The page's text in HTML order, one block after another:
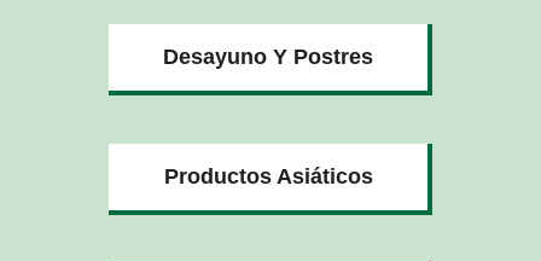
Desayuno Y Postres
Productos Asiáticos